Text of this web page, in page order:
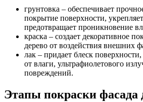
грунтовка – обеспечивает
покрытие поверхности,
предотвращает проникновение
краска – создает декоративное
дерево от воздействия внешних
лак – придает блеск
от влаги, ультрафиолетового
повреждений.
Этапы покраски фасада